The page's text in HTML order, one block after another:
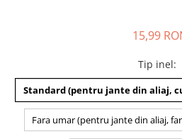
15,99
Tip inel:
Standard (pentru jante din aliaj,
Fara umar (pentru jante din aliaj,